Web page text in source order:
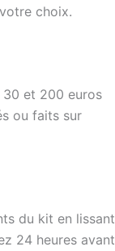
choix.
30 et 200 euros
ou faits sur
du kit en lissant
24 heures avant